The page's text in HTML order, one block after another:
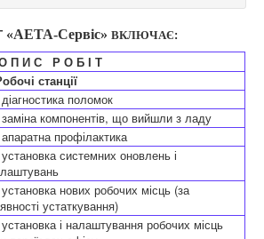
«АЕТА-Сервіс» ВКЛЮЧАЄ:
П И С Р О Б І Т
станції
поломок
компонентів, що вийшли з ладу
профілактика
системних оновлень і
нових робочих місць (за
устаткування)
і налаштування робочих місць